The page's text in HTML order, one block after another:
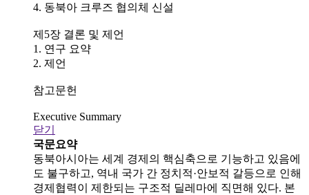
4. 동북아 크루즈 협의체 신설
제5장 결론 및 제언
1. 연구 요약
2. 제언
참고문헌
Executive Summary
닫기
국문요약
동북아시아는 세계 경제의 핵심축으로 기능하고 있음에
도 불구하고, 역내 국가 간 정치적·안보적 갈등으로 인해
경제협력이 제한되는 구조적 딜레마에 직면해 있다. 본